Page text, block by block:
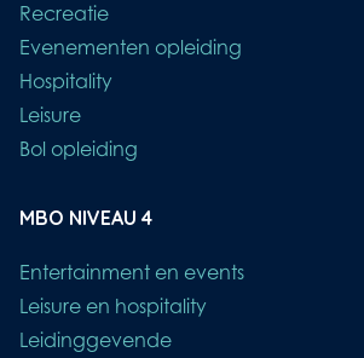
Recreatie
Evenementen opleiding
Hospitality
Leisure
Bol opleiding
MBO NIVEAU 4
Entertainment en events
Leisure en hospitality
Leidinggevende